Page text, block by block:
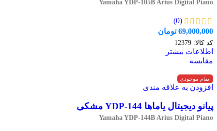
Yamaha YDP-105B Arius Digital Piano
(0)
69,000,000 تومان
کد کالا: 12379
اطلاعات بیشتر
مقایسه
اتمام موجودی
افزودن به علاقه مندی
پیانو دیجیتال یاماها YDP-144 مشکی
Yamaha YDP-144B Arius Digital Piano